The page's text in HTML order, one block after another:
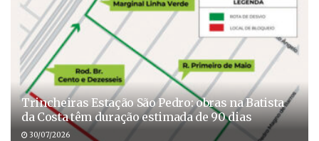
Trincheiras Estação São Pedro: obras na Batista
da Costa têm duração estimada de 90 dias
30/07/2026